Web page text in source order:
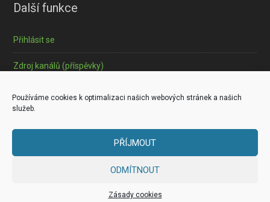
Používáme cookies k optimalizaci našich webových stránek a našich
služeb.
PŘÍJMOUT
ODMÍTNOUT
Zásady cookies
Další funkce
Přihlásit se
Zdroj kanálů (příspěvky)
Outreach Pro on